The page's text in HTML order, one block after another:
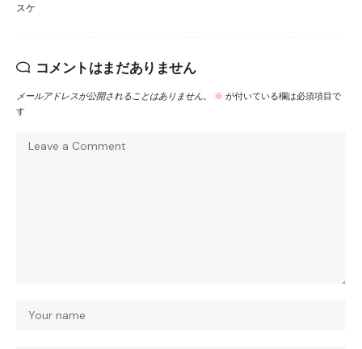
スケ
コメントはまだありません
メールアドレスが公開されることはありません。 ※ が付いている欄は必須項目で
す